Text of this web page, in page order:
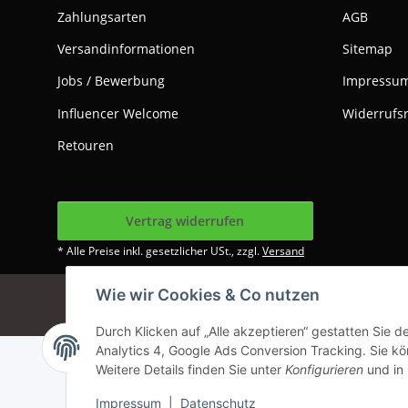
Wie wir Cookies & Co nutzen
Durch Klicken auf „Alle akzeptieren“ gestatten Sie
Analytics 4, Google Ads Conversion Tracking. Sie
Weitere Details finden Sie unter Konfigurieren und in
Impressum Datenschutz
Zahlungsarten
Versandinformationen
Jobs / Bewerbung
Influencer Welcome
Retouren
AGB
Sitemap
Vertrag widerrufen
* Alle Preise inkl. gesetzlicher USt., zzgl.Versand
Google Analytics